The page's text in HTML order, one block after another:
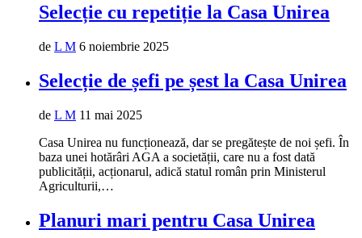
Selecție cu repetiție la Casa Unirea
de L M 6 noiembrie 2025
Selecție de șefi pe șest la Casa Unirea
de L M 11 mai 2025
Casa Unirea nu funcționează, dar se pregătește de noi șefi. În
baza unei hotărâri AGA a societății, care nu a fost dată
publicității, acționarul, adică statul român prin Ministerul
Agriculturii,…
Planuri mari pentru Casa Unirea